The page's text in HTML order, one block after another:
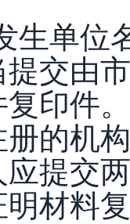
生单位
交由
印件
的机
提交
材料